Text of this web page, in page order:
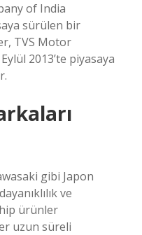
of India
sürülen bir
TVS Motor
2013’te piyasaya
gibi Japon
ve
ürünler
uzun süreli